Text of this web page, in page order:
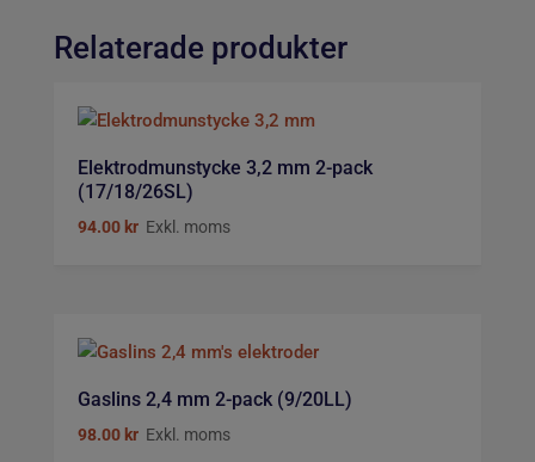
Relaterade produkter
Elektrodmunstycke 3,2 mm 2-pack
(17/18/26SL)
94.00krExkl. moms
Gaslins 2,4 mm 2-pack (9/20LL)
98.00 krExkl. moms